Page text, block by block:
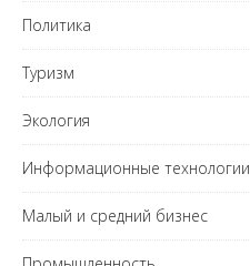
Политика
Туризм
Экология
Информационные технологии
Малый и средний бизнес